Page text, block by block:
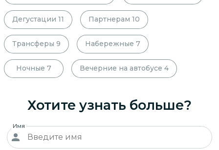
Дегустации 11 Партнерам 10
Трансферы 9 Набережные 7
Ночные 7 Вечерние на автобусе 4
Хотите узнать больше?
Имя